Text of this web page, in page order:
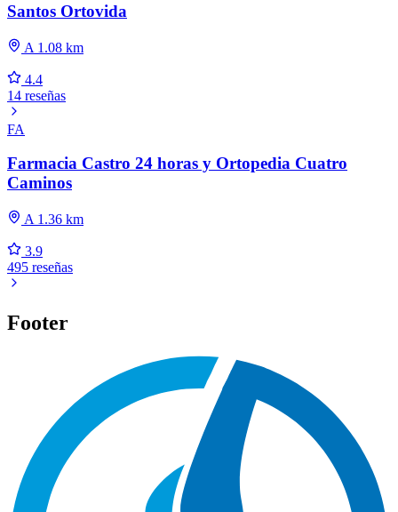
Santos Ortovida
A 1.08 km
4.4
14 reseñas
FA
Farmacia Castro 24 horas y Ortopedia Cuatro
Caminos
A 1.36 km
3.9
495 reseñas
Footer